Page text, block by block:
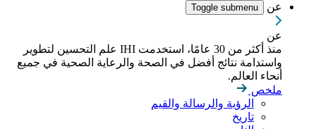
عن
Toggle submenu
عن
منذ أكثر من 30 عامًا، استخدمت IHI علم التحسين لتطوير
واستدامة نتائج أفضل في الصحة والرعاية الصحية في جميع
أنحاء العالم.
ملخص
الرؤية والرسالة والقيم
تاريخ